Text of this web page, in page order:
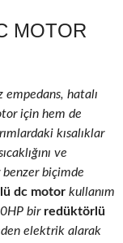
MOTOR
empedans, hatalı
için hem de
kısalıklar
ve
biçimde
dc motor kullanım
birredüktörlü
elektrik alarak